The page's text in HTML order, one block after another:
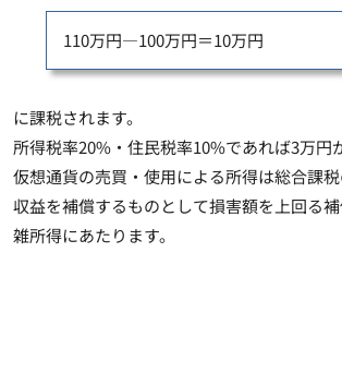
110万円―100万円＝10万円
に課税されます。
所得税率20%・住民税率10%であれば3万円
仮想通貨の売買・使用による所得は総合課税
収益を補償するものとして損害額を上回る
雑所得にあたります。